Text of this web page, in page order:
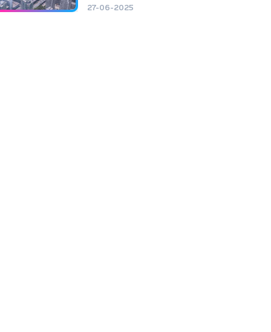
27-06-2025